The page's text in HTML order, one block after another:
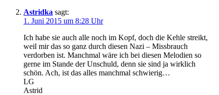
Astridka sagt:
1. Juni 2015 um 8:28 Uhr
Ich habe sie auch alle noch im Kopf, doch die Kehle streikt,
weil mir das so ganz durch diesen Nazi – Missbrauch
verdorben ist. Manchmal wäre ich bei diesen Melodien so
gerne im Stande der Unschuld, denn sie sind ja wirklich
schön. Ach, ist das alles manchmal schwierig…
LG
Astrid